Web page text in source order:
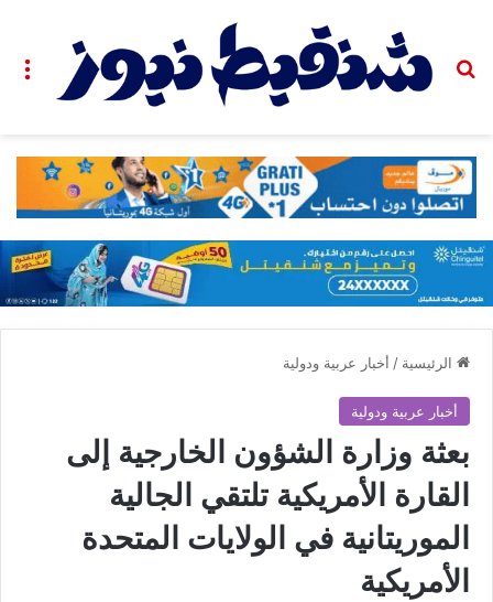
بحث عن
الرئيسية / أخبار عربية ودولية
أخبار عربية ودولية
بعثة وزارة الشؤون الخارجية إلى
القارة الأمريكية تلتقي الجالية
الموريتانية في الولايات المتحدة
الأمريكية